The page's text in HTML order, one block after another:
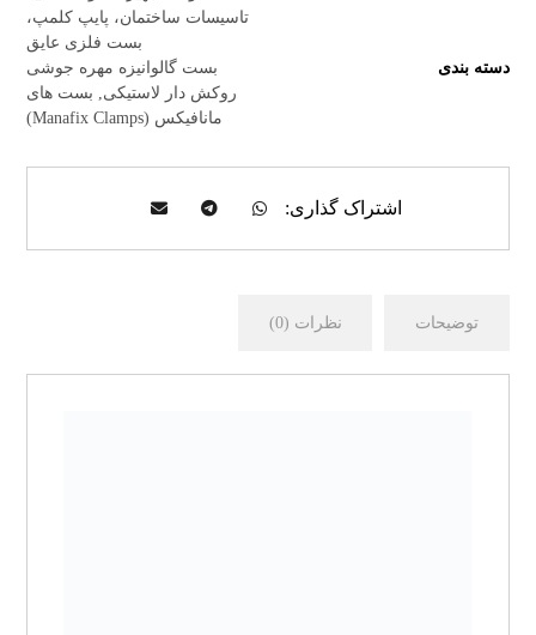
تاسیسات ساختمان، پایپ کلمپ،
بست فلزی عایق
دسته بندی
بست گالوانیزه مهره جوشی
روکش دار لاستیکی
بست های
مانافیکس (Manafix Clamps)
توضیحات نظرات (0)